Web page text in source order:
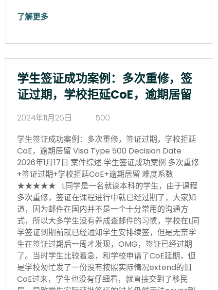
了解更多
学生签证成功案例：多次重修，签
证过期，学校拒延CoE，逾期居留
2024年11月26日
500
学生签证成功案例：多次重修，签证过期，学校拒延
CoE，逾期居留 Visa Type 500 Decision Date
2026年1月17日 案件综述 学生签证成功案例 多次重修
+签证过期+学校拒延CoE+逾期居留 难度系数
★★★★★ L同学是一名就读本科的学生，由于课程
多次重修，签证在课程进行中就已经过期了，大家知
道，因为邮件在国内并不是一个十分常用的沟通方
式，所以大多学生没有养成查邮件的习惯，学校在L同
学签证到期前就已经通知学生安排续签，但是无奈学
生在签证过期后一周才发现，OMG，签证已经过期
了。当时学生比较着急，和学校申请了CoE延期，但
是学校匆忙发了一份没有按照实际情况extend的旧
CoE过来，学生也没有仔细看，就直接交到了移民